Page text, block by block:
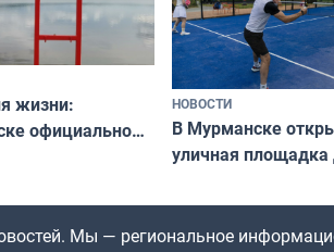
жизни:
официально
НОВОСТИ
В Мурманске
уличная площадка
Мы — региональное